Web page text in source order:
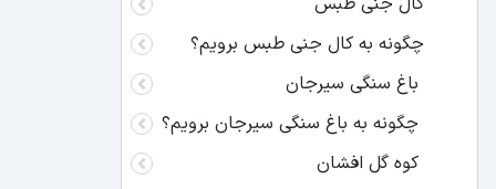
چگونه به کال جنی طبس برویم؟
باغ سنگی سیرجان
چگونه به باغ سنگی سیرجان برویم؟
کوه گل افشان